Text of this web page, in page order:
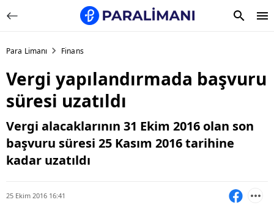
Para Limanı Finans
Vergi yapılandırmada başvuru
süresi uzatıldı
Vergi alacaklarının 31 Ekim 2016 olan son
başvuru süresi 25 Kasım 2016 tarihine
kadar uzatıldı
25 Ekim 2016 16:41